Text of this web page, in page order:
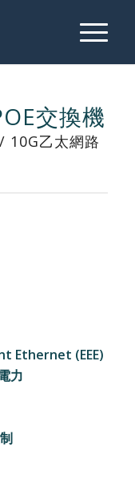
交換機
10G乙太網路
Ethernet (EEE)
力